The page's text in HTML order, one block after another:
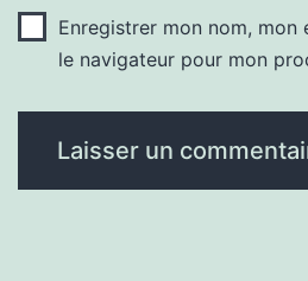
Enregistrer mon nom,
le navigateur pour mon